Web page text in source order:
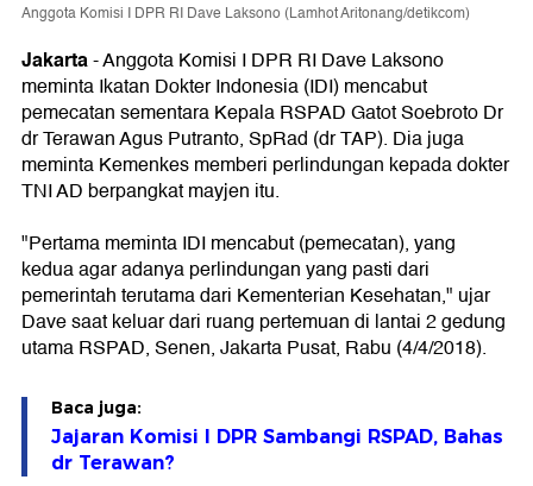
Anggota Komisi I DPR RI Dave Laksono (Lamhot Aritonang/detikcom)
Jakarta-Anggota Komisi I DPR RI Dave Laksono
meminta Ikatan Dokter Indonesia (IDI) mencabut
pemecatan sementara Kepala RSPAD Gatot Soebroto Dr
dr Terawan Agus Putranto, SpRad (dr TAP). Dia juga
meminta Kemenkes memberi perlindungan kepada dokter
TNI AD berpangkat mayjen itu.
"Pertama meminta IDI mencabut (pemecatan), yang
kedua agar adanya perlindungan yang pasti dari
pemerintah terutama dari Kementerian Kesehatan," ujar
Dave saat keluar dari ruang pertemuan di lantai 2 gedung
utama RSPAD, Senen, Jakarta Pusat, Rabu (4/4/2018).
Baca juga:
Jajaran Komisi I DPR Sambangi RSPAD, Bahas
dr Terawan?